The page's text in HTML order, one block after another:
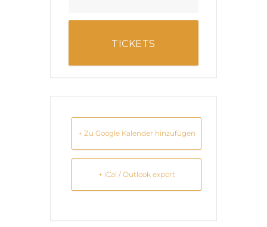
TICKETS
+ Zu Google Kalender hinzufügen
+ iCal / Outlook export